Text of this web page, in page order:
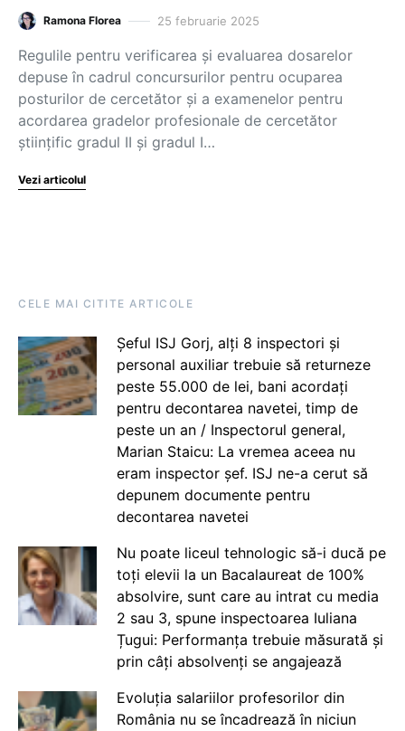
Ramona Florea 25 februarie 2025
Regulile pentru verificarea și evaluarea dosarelor
depuse în cadrul concursurilor pentru ocuparea
posturilor de cercetător și a examenelor pentru
acordarea gradelor profesionale de cercetător
științific gradul II și gradul I…
Vezi articolul
CELE MAI CITITE ARTICOLE
Șeful ISJ Gorj, alți 8 inspectori și
personal auxiliar trebuie să returneze
peste 55.000 de lei, bani acordați
pentru decontarea navetei, timp de
peste un an / Inspectorul general,
Marian Staicu: La vremea aceea nu
eram inspector șef. ISJ ne-a cerut să
depunem documente pentru
decontarea navetei
Nu poate liceul tehnologic să-i ducă pe
toți elevii la un Bacalaureat de 100%
absolvire, sunt care au intrat cu media
2 sau 3, spune inspectoarea Iuliana
Țugui: Performanța trebuie măsurată și
prin câți absolvenți se angajează
Evoluția salariilor profesorilor din
România nu se încadrează în niciun